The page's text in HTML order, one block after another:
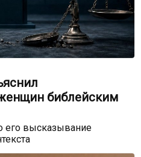
библейским
его высказывание